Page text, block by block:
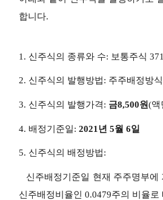
합니다.
1. 신주식의 종류와 수: 보통주식
2. 신주식의 발행방법: 주주배정방식
3. 신주식의 발행가격: 금8,500원(액
4. 배정기준일: 2021년 5월 6일
5. 신주식의 배정방법:
신주배정기준일 현재 주주명부에
신주배정비율인 0.0479주의 비율로